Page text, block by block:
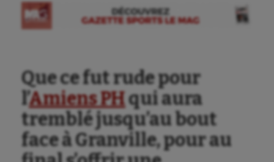
Que ce fut rude pour
l’Amiens PHqui aura
tremblé jusqu’au bout
face à Granville, pour au